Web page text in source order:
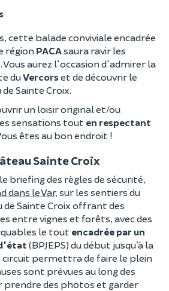
cette balade conviviale encadrée
région PACAsaura ravir les
aurez l'occasion d'admirer la
duVercorset de découvrir le
Sainte Croix.
un loisir original et/ou
sensations tout en respectant
êtes au bon endroit !
Sainte Croix
briefing des règles de sécurité,
dans le Var, sur les sentiers du
de Sainte Croix offrant des
entre vignes et forêts, avec des
le tout encadrée par un
(BPJEPS) du début jusqu’à la
circuit permettra de faire le plein
sont prévues au long des
des photos et garder